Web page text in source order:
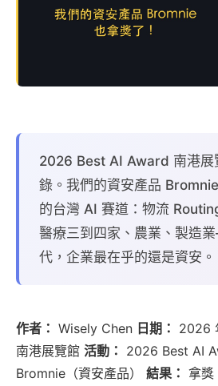
2026 Best AI Award 南港展
錄。我們的資安產品
的台灣 AI 賽道：物流
醫療三到四家、農業、製造
代，企業最在乎的還是資安。
作者： Wisely Chen 日期： 2026
南港展覽館 活動： 2026 Best AI
Bromnie（資安產品） 結果： 拿獎